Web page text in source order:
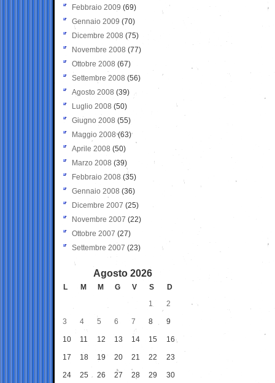
Febbraio 2009 (69)
Gennaio 2009 (70)
Dicembre 2008 (75)
Novembre 2008 (77)
Ottobre 2008 (67)
Settembre 2008 (56)
Agosto 2008 (39)
Luglio 2008 (50)
Giugno 2008 (55)
Maggio 2008(63)
Aprile 2008 (50)
Marzo 2008 (39)
Febbraio 2008 (35)
Gennaio 2008 (36)
Dicembre 2007 (25)
Novembre 2007 (22)
Ottobre 2007 (27)
Settembre 2007 (23)
Agosto 2026
L M M G V S
D
1
2
3 4 5 6 7 8 9
10 11 12 13 14 15 16
17 18 19 20 21 22 23
24 25 26 27 28 29 30